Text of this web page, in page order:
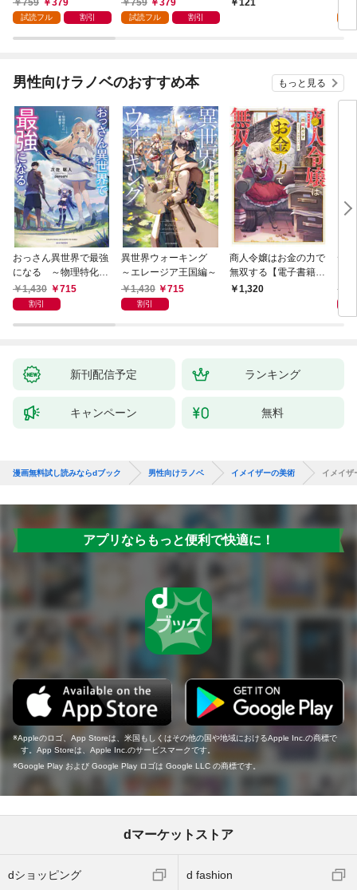
759 379
試読フル 割引
759 379
試読フル 割引
121
男性向けラノベのおすすめ本 もっと見る
おっさん異世界で最強
になる ～物理特化の
覚醒者～
1,430 715
割引
異世界ウォーキング
～エレージア王国編～
1,430
715
割引
商人令嬢はお金の力で
無双する【電子書籍限
定書き下ろしSS付
1,320
デ
新刊配信予定 ランキング
キャンペーン 無料
漫画無料試し読みならdブック 男性向けラノベ イメイザーの美術 イメイ
アプリならもっと便利で快適に！
Appleのロゴ、App Storeは、米国もしくはその他の国や地域におけるApple Inc.の商標で
す。App Storeは、Apple Inc.のサービスマークです。
Google Play および Google Play ロゴは Google LLC の商標です。
dマーケットストア
dショッピング d fashion